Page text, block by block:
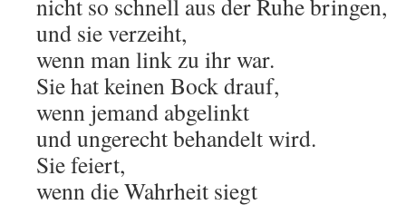
nicht so schnell aus der Ruhe bringen,
und sie verzeiht,
wenn man link zu ihr war.
Sie hat keinen Bock drauf,
wenn jemand abgelinkt
und ungerecht behandelt wird.
Sie feiert,
wenn die Wahrheit siegt